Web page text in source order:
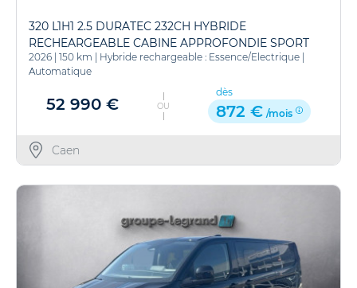
320 L1H1 2.5 DURATEC 232CH HYBRIDE
RECHEARGEABLE CABINE APPROFONDIE SPORT
CVT
2026 | 150 km | Hybride rechargeable : Essence/Electrique |
Automatique
52 990 € OU
dès
872 € /mois
Caen